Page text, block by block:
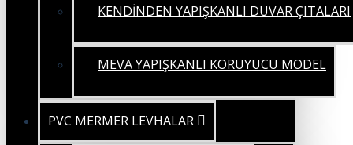
KENDİNDEN YAPIŞKANLI DUVAR ÇITALARI
MEVA YAPIŞKANLI KORUYUCU MODEL
PVC MERMER LEVHALAR